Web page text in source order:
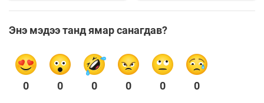
Энэ мэдээ танд ямар санагдав?
0 0 0 0 0 0